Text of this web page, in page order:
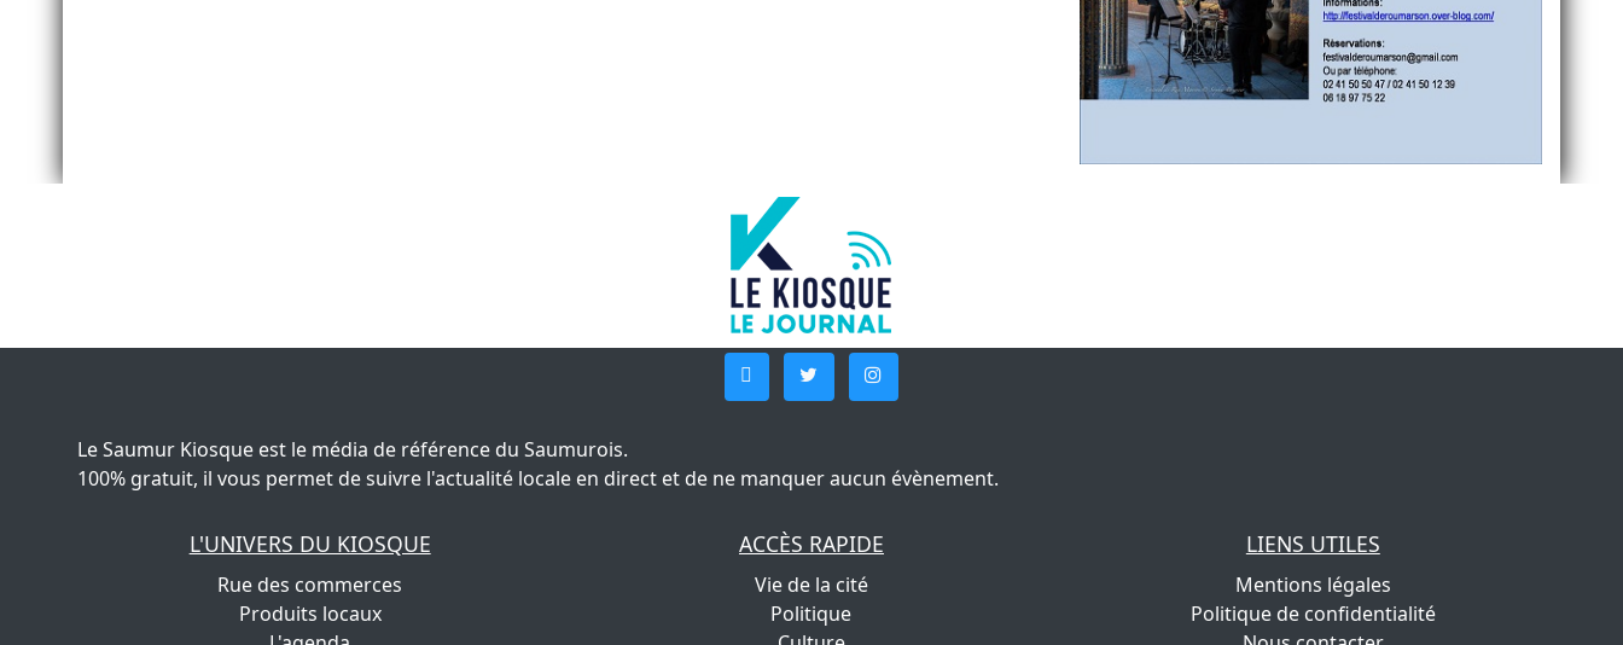
Le Saumur Kiosque est le média de référence du Saumurois.
100% gratuit, il vous permet de suivre l'actualité locale en direct et de ne manquer aucun évènement.
L'UNIVERS DU KIOSQUE
Rue des commerces
Produits locaux
ACCÈS RAPIDE
Vie de la cité
Politique
LIENS UTILES
Mentions légales
Politique de confidentialité